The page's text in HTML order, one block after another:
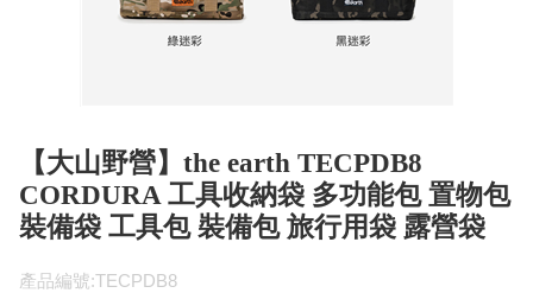
【大山野營】the earth TECPDB8
CORDURA 工具收納袋 多功能包 置物包
裝備袋 工具包 裝備包 旅行用袋 露營袋
產品編號:TECPDB8